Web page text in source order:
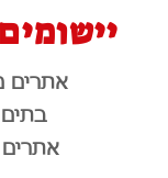
אתרים